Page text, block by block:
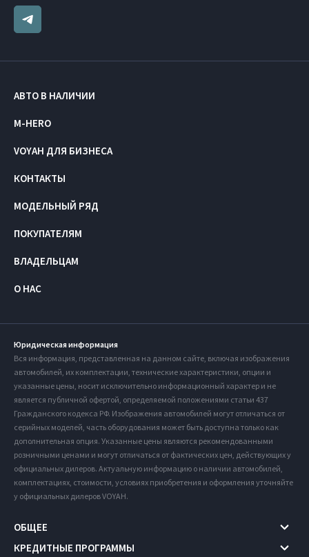
АВТО В НАЛИЧИИ
M-HERO
VOYAH ДЛЯ БИЗНЕСА
КОНТАКТЫ
МОДЕЛЬНЫЙ РЯД
ПОКУПАТЕЛЯМ
ВЛАДЕЛЬЦАМ
О НАС
Юридическая информация
Вся информация, представленная на данном сайте, включая изображения
автомобилей, их комплектации, технические характеристики, опции и
указанные цены, носит исключительно информационный характер и не
является публичной офертой, определяемой положениями статьи 437
Гражданского кодекса РФ. Изображения автомобилей могут отличаться от
серийных моделей, часть оборудования может быть доступна только как
дополнительная опция. Указанные цены являются рекомендованными
розничными ценами и могут отличаться от фактических цен, действующих у
официальных дилеров. Актуальную информацию о наличии автомобилей,
комплектациях, стоимости, условиях приобретения и оформления уточняйте
у официальных дилеров VOYAH.
ОБЩЕЕ
КРЕДИТНЫЕ ПРОГРАММЫ